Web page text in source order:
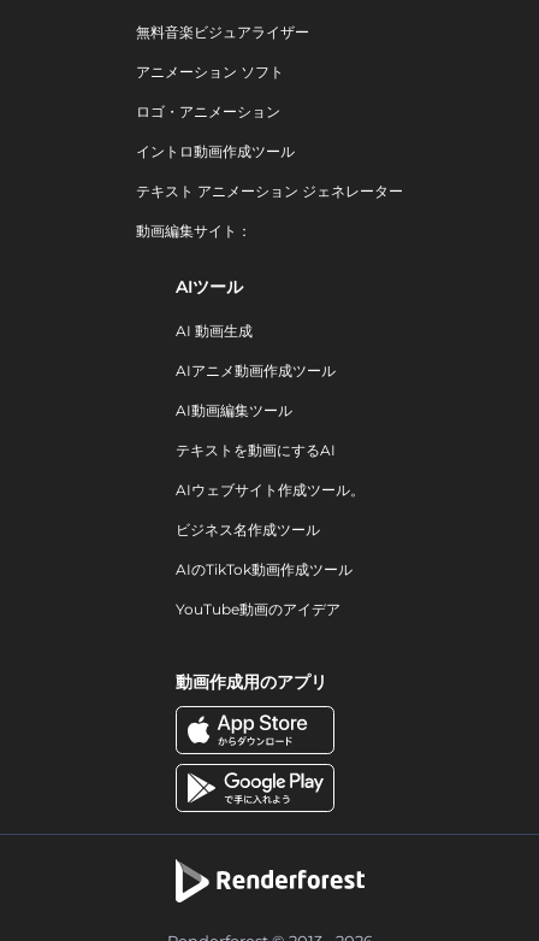
無料音楽ビジュアライザー
アニメーション ソフト
ロゴ・アニメーション
イントロ動画作成ツール
テキスト アニメーション ジェネレーター
動画編集サイト：
AIツール
AI 動画生成
AIアニメ動画作成ツール
AI動画編集ツール
テキストを動画にするAI
AIウェブサイト作成ツール。
ビジネス名作成ツール
AIのTikTok動画作成ツール
YouTube動画のアイデア
動画作成用のアプリ